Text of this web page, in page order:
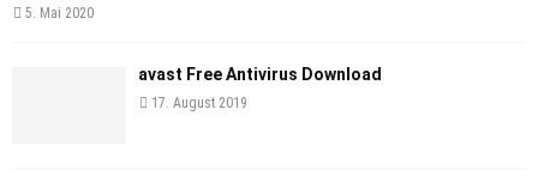
5. Mai 2020
avast Free Antivirus Download
17. August 2019